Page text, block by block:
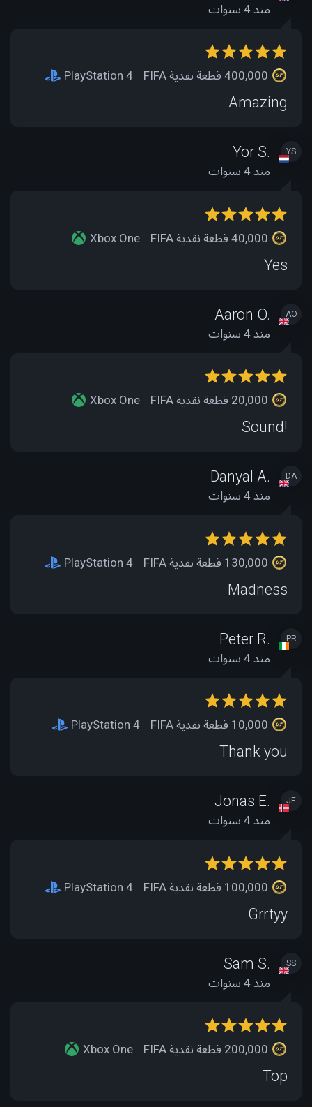
منذ 4 سنوات
PlayStation 4
Amazing
YS
Yor S.
منذ 4 سنوات
Xbox One
Yes
AO
Aaron O.
منذ 4 سنوات
Xbox One
Sound!
DA
Danyal A.
منذ 4 سنوات
PlayStation 4
Madness
PR
Peter R.
منذ 4 سنوات
PlayStation 4
Thank you
JE
Jonas E.
منذ 4 سنوات
PlayStation 4
Grrtyy
SS
Sam S.
منذ 4 سنوات
Xbox One
Top